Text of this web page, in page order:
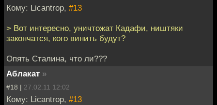
Кому: Licantrop, #13
> Вот интересно, уничтожат Кадафи, ништяки
закончатся, кого винить будут?
Опять Сталина, что ли???
Аблакат »
#18 | 27.02.11 12:02
Кому: Licantrop, #13